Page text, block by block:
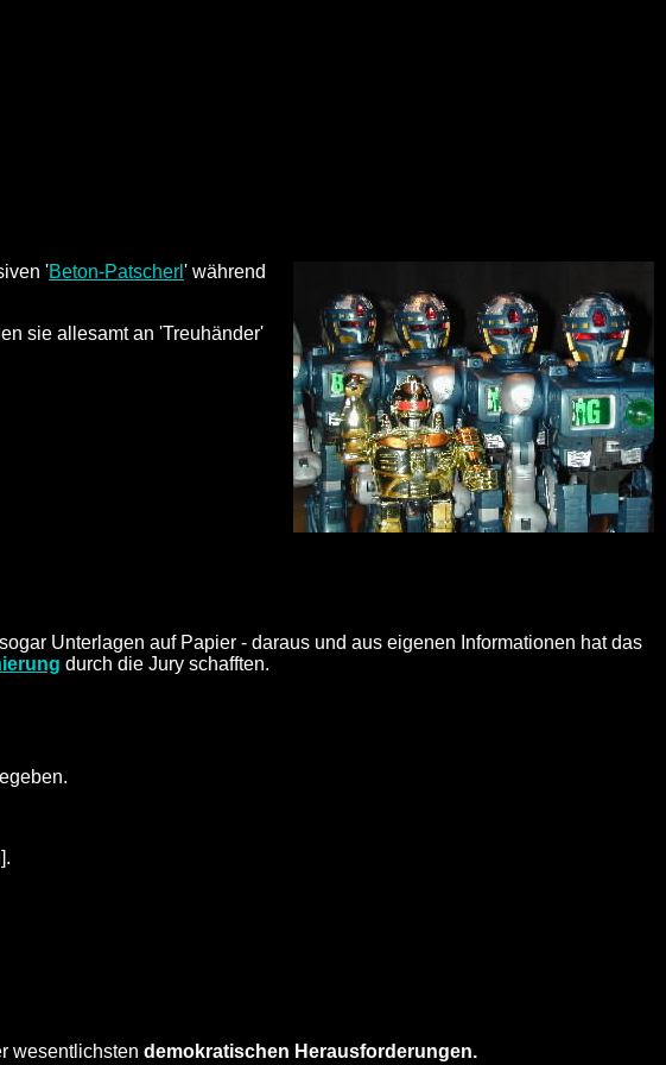
'Beton-Patscherl ' während
sie allesamt an 'Treuhänder'
Unterlagen auf Papier - daraus und aus eigenen Informationen hat das
durch die Jury schafften.
wesentlichsten demokratischen Herausforderungen.